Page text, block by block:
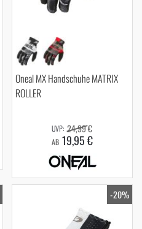
Oneal MX Handschuhe MATRIX
ROLLER
AB 19,95 €
24,99 €
-20%